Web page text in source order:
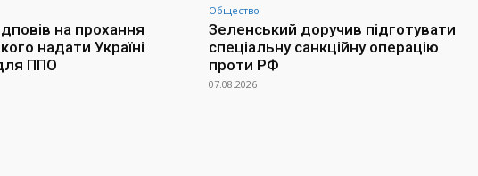
на прохання
надати Україні
ППО
Общество
Зеленський доручив підготувати
спеціальну санкційну операцію
проти РФ
07.08.2026